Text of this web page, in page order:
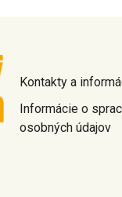
Kontakty a
Informácie o
osobných údajov